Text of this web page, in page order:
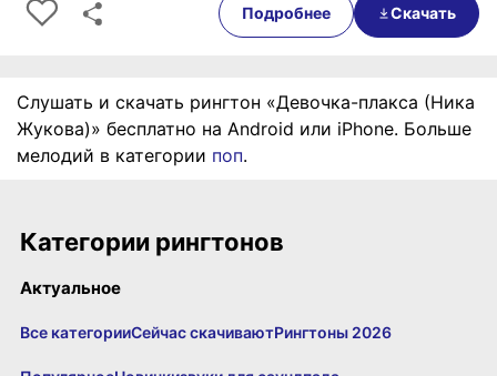
Подробнее Скачать
Слушать и скачать рингтон «Девочка-плакса (Ника
Жукова)» бесплатно на Android или iPhone. Больше
мелодий в категории поп.
Категории рингтонов
Актуальное
Все категорииСейчас скачиваютРингтоны 2026